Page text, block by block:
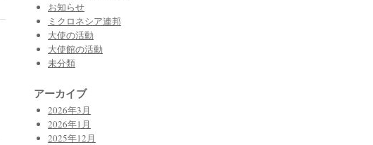
お知らせ
ミクロネシア連邦
大使の活動
大使館の活動
未分類
アーカイブ
2026年3月
2026年1月
2025年12月